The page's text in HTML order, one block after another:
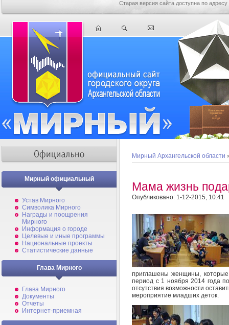
Старая версия сайта доступна по адресу
Мирный официальный
Устав Мирного
Символика Мирного
Награды и поощрения
Мирного
Информация о городе
Целевые и иные программы
Национальные проекты
Статистические данные
Глава Мирного
Глава Мирного
Документы
Отчеты
Интернет-приемная
Мирный Архангельской области
Мама жизнь
Опубликовано: 1-12-2015, 10:41
приглашены женщины,
период с 1 ноября 2014 года
отсутствия возможности
мероприятие младших деток.